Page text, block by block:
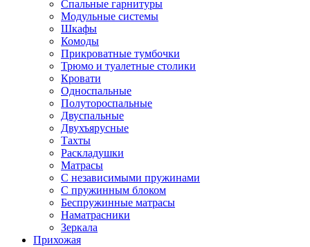
Спальные гарнитуры
Модульные системы
Шкафы
Комоды
Прикроватные тумбочки
Трюмо и туалетные столики
Кровати
Односпальные
Полутороспальные
Двуспальные
Двухъярусные
Тахты
Раскладушки
Матрасы
С независимыми пружинами
С пружинным блоком
Беспружинные матрасы
Наматрасники
Зеркала
Прихожая